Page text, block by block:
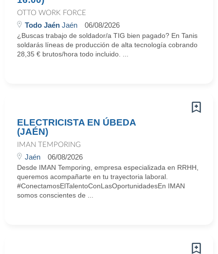
OTTO WORK FORCE
Todo Jaén Jaén 06/08/2026
¿Buscas trabajo de soldador/a TIG bien pagado? En Tanis
soldarás líneas de producción de alta tecnología cobrando
28,35 € brutos/hora todo incluido. ...
ELECTRICISTA EN ÚBEDA
(JAÉN)
IMAN TEMPORING
Jaén 06/08/2026
Desde IMAN Temporing, empresa especializada en RRHH,
queremos acompañarte en tu trayectoria laboral.
#ConectamosElTalentoConLasOportunidadesEn IMAN
somos conscientes de ...